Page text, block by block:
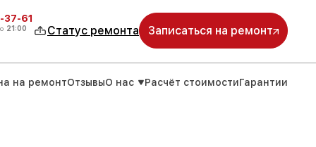
37-61
21:00 Статус ремонта Записаться на ремонт
на ремонтОтзывыО нас Расчёт стоимостиГарантии